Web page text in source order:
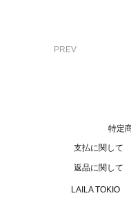
PREV
特定
支払に関して
返品に関して
LAILA TOKIO